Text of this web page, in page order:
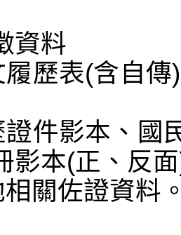
資料
履歷表(含自
證件影本、國
影本(正、反
關佐證資料